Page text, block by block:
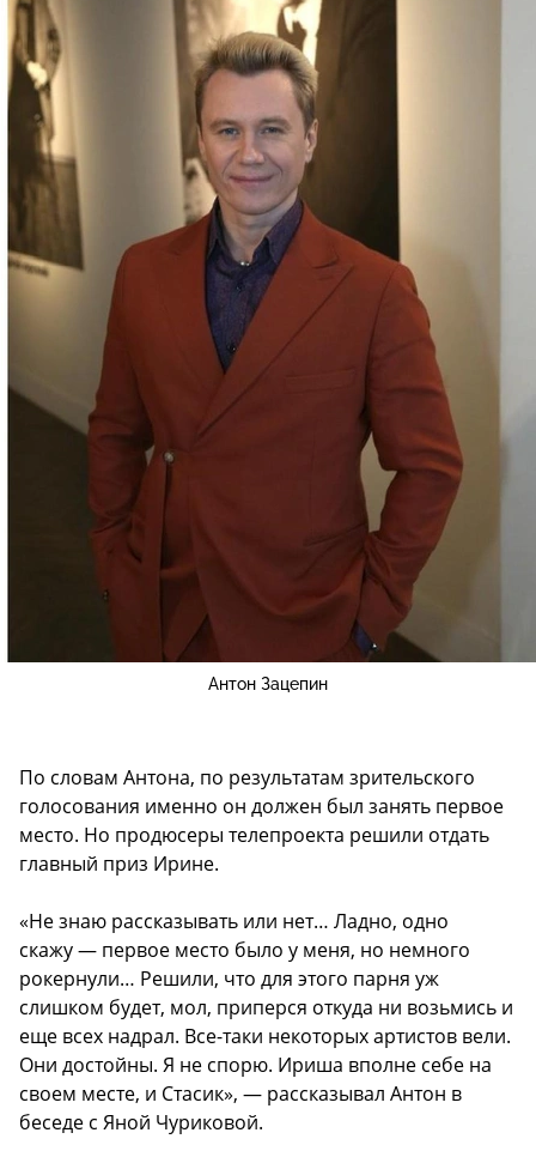
Антон Зацепин
По словам Антона, по результатам зрительского
голосования именно он должен был занять первое
место. Но продюсеры телепроекта решили отдать
главный приз Ирине.
«Не знаю рассказывать или нет… Ладно, одно
скажу — первое место было у меня, но немного
рокернули… Решили, что для этого парня уж
слишком будет, мол, приперся откуда ни возьмись и
еще всех надрал. Все-таки некоторых артистов вели.
Они достойны. Я не спорю. Ириша вполне себе на
своем месте, и Стасик», — рассказывал Антон в
беседе с Яной Чуриковой.